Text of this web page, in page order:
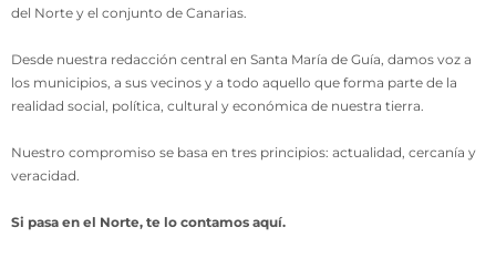
del Norte y el conjunto de Canarias.
Desde nuestra redacción central en Santa María de Guía, damos voz a
los municipios, a sus vecinos y a todo aquello que forma parte de la
realidad social, política, cultural y económica de nuestra tierra.
Nuestro compromiso se basa en tres principios: actualidad, cercanía y
veracidad.
Si pasa en el Norte, te lo contamos aquí.